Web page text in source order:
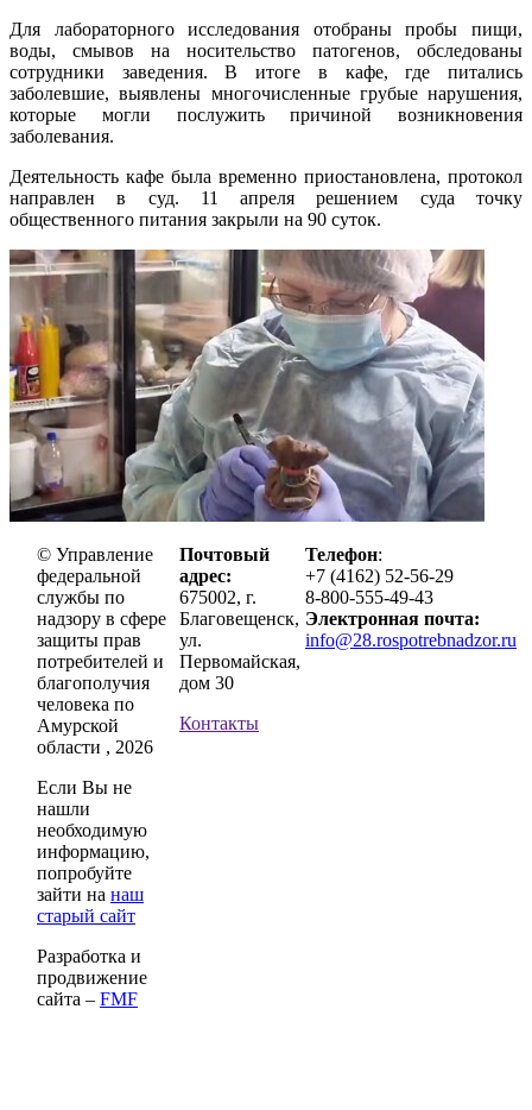
Для лабораторного исследования отобраны пробы пищи,
воды, смывов на носительство патогенов, обследованы
сотрудники заведения. В итоге в кафе, где питались
заболевшие, выявлены многочисленные грубые нарушения,
которые могли послужить причиной возникновения
заболевания.
Деятельность кафе была временно приостановлена, протокол
направлен в суд. 11 апреля решением суда точку
общественного питания закрыли на 90 суток.
© Управление
федеральной
службы по
надзору в сфере
защиты прав
потребителей и
благополучия
человека по
Амурской
области , 2026
Если Вы не
нашли
необходимую
информацию,
попробуйте
зайти на наш
старый сайт
Разработка и
продвижение
сайта – FMF
Почтовый
адрес:
675002, г.
Благовещенск,
ул.
Первомайская,
дом 30
Контакты
Телефон:
+7 (4162) 52-56-29
8-800-555-49-43
Электронная почта:
info@28.rospotrebnadzor.ru